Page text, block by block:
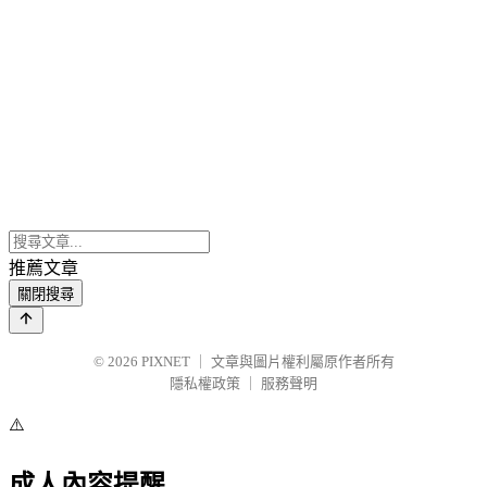
推薦文章
關閉搜尋
© 2026 PIXNET
文章與圖片權利屬原作者所有
隱私權政策
服務聲明
⚠️